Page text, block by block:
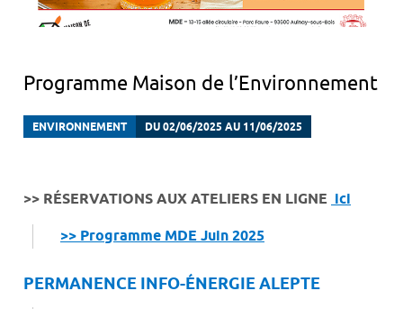
Programme Maison de l’Environnement
ENVIRONNEMENT DU 02/06/2025 AU 11/06/2025
>> RÉSERVATIONS AUX ATELIERS EN LIGNEici
>> Programme MDE Juin 2025
PERMANENCE INFO-ÉNERGIE ALEPTE